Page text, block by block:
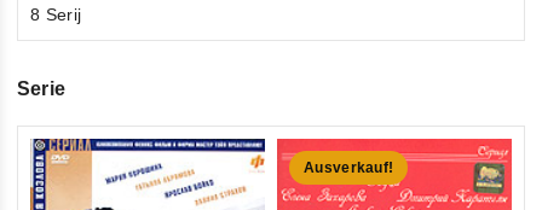
8 Serij
Serie
Ausverkauf!